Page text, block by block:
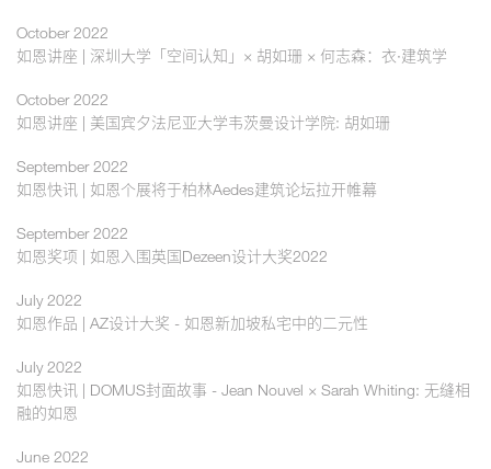
October 2022
如恩讲座 | 深圳大学「空间认知」× 胡如珊 × 何志森：衣·建筑学
October 2022
如恩讲座 | 美国宾夕法尼亚大学韦茨曼设计学院: 胡如珊
September 2022
如恩快讯 | 如恩个展将于柏林Aedes建筑论坛拉开帷幕
September 2022
如恩奖项 | 如恩入围英国Dezeen设计大奖2022
July 2022
如恩作品 | AZ设计大奖 - 如恩新加坡私宅中的二元性
July 2022
如恩快讯 | DOMUS封面故事 - Jean Nouvel × Sarah Whiting: 无缝相
融的如恩
June 2022